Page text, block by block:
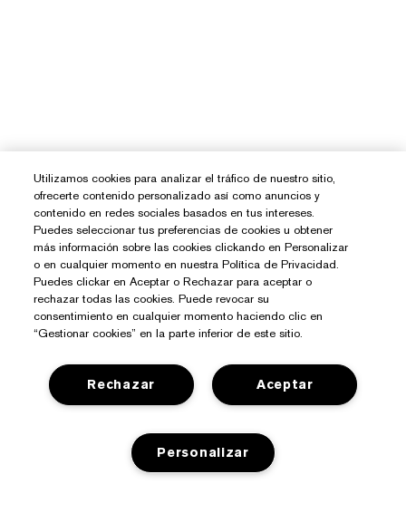
¿Necesitas Ayuda?
Utilizamos cookies para analizar el tráfico de nuestro sitio,
ofrecerte contenido personalizado así como anuncios y
contenido en redes sociales basados en tus intereses.
Puedes seleccionar tus preferencias de cookies u obtener
más información sobre las cookies clickando en Personalizar
o en cualquier momento en nuestra Política de Privacidad.
Puedes clickar en Aceptar o Rechazar para aceptar o
rechazar todas las cookies. Puede revocar su
consentimiento en cualquier momento haciendo clic en
“Gestionar cookies” en la parte inferior de este sitio.
Aceptar
Rechazar
Personalizar